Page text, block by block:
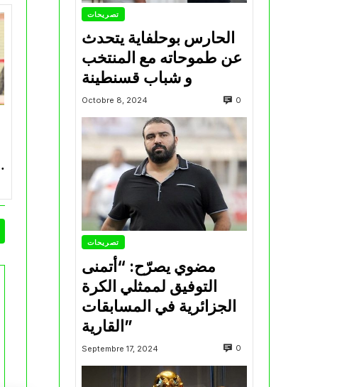
تصريحات
الحارس بوحلفاية يتحدث
عن طموحاته مع المنتخب
و شباب قسنطينة
Octobre 8, 2024 0
تصريحات
مضوي يصرّح: “أتمنى
التوفيق لممثلي الكرة
الجزائرية في المسابقات
القارية”
Septembre 17, 2024 0